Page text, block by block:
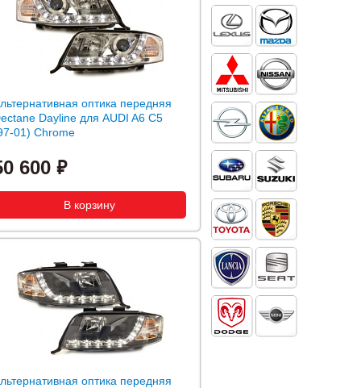
оптика передняя
Dayline для AUDI A6 C5
01) Chrome
600
оптика передняя